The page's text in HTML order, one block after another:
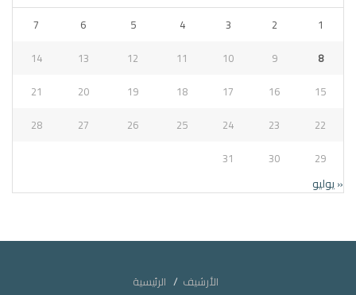
1
2
3
4
5
6
7
8
9
10
11
12
13
14
15
16
17
18
19
20
21
22
23
24
25
26
27
28
29
30
31
« يوليو
الأرشيف الرئيسية